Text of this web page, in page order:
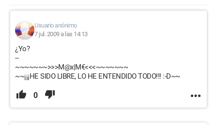
Usuario anónimo
7 jul. 2009 a las 14:13
¿Yo?
--
~~~~~~~>>>M@x|M€<<<~~~~~~~
~~¡¡¡HE SIDO LIBRE, LO HE ENTENDIDO TODO!!! :-D~~
0